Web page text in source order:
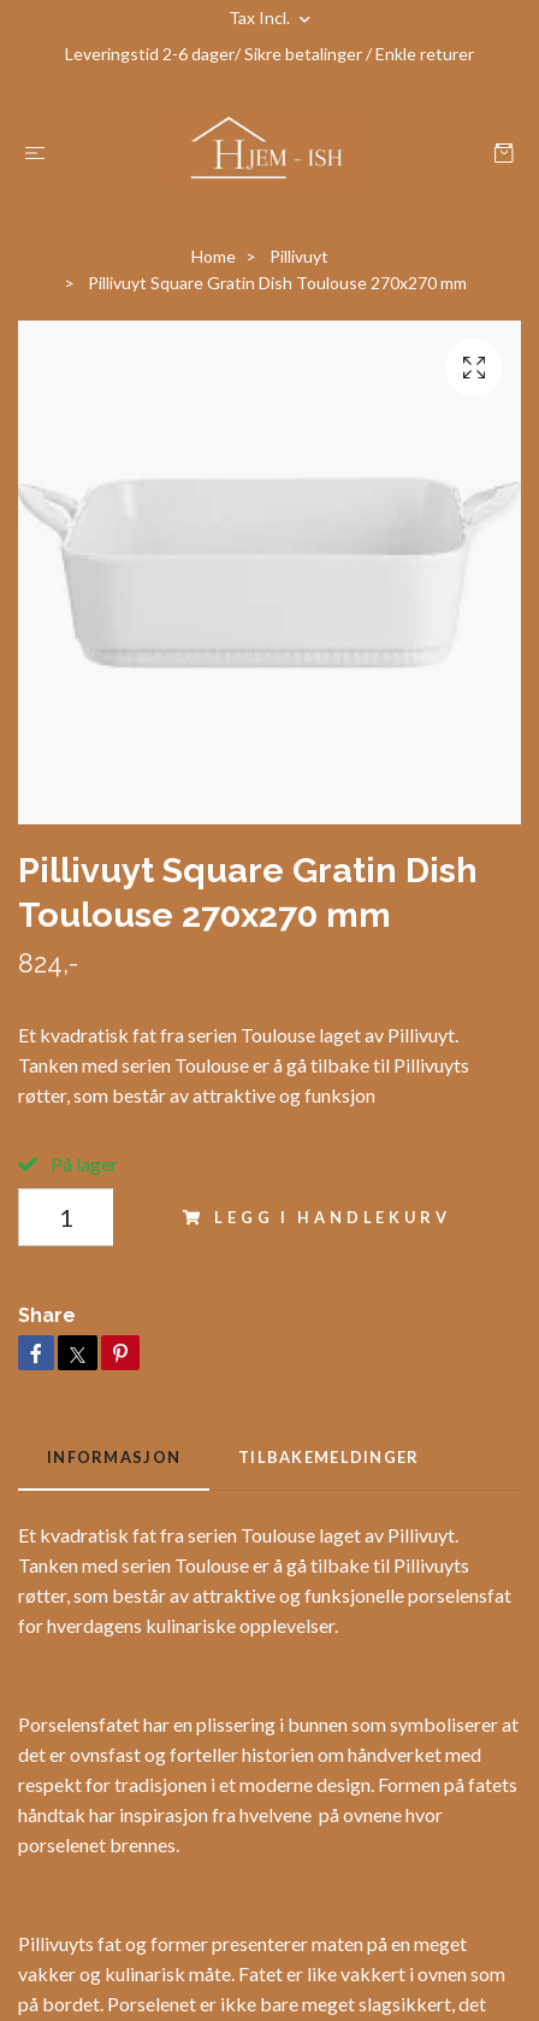
Tax Incl.
Leveringstid 2-6 dager/ Sikre betalinger / Enkle returer
Home
Pillivuyt
Pillivuyt Square Gratin Dish Toulouse 270x270 mm
Pillivuyt Square Gratin Dish
Toulouse 270x270 mm
824,-
Et kvadratisk fat fra serien Toulouse laget av Pillivuyt.
Tanken med serien Toulouse er å gå tilbake til Pillivuyts
røtter, som består av attraktive og funksjon
På lager
LEGG I HANDLEKURV
Share
INFORMASJON TILBAKEMELDINGER
Et kvadratisk fat fra serien Toulouse laget av Pillivuyt.
Tanken med serien Toulouse er å gå tilbake til Pillivuyts
røtter, som består av attraktive og funksjonelle porselensfat
for hverdagens kulinariske opplevelser.
Porselensfatet har en plissering i bunnen som symboliserer at
det er ovnsfast og forteller historien om håndverket med
respekt for tradisjonen i et moderne design. Formen på fatets
håndtak har inspirasjon fra hvelvene på ovnene hvor
porselenet brennes.
Pillivuyts fat og former presenterer maten på en meget
vakker og kulinarisk måte. Fatet er like vakkert i ovnen som
på bordet. Porselenet er ikke bare meget slagsikkert, det